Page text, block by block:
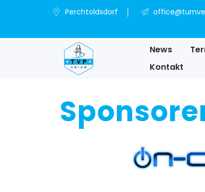
Perchtoldsdorf
News
Kontakt